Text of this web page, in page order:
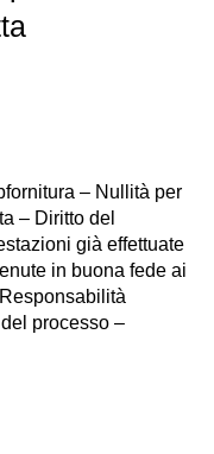
– Nullità per
– Diritto del
già effettuate
in buona fede ai
processo –